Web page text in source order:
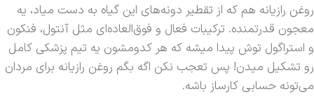
روغن رازیانه هم که از تقطیر دونه‌های این گیاه به دست میاد، یه
معجون قدرتمنده. ترکیبات فعال و فوق‌العاده‌ای مثل آنتول، فنکون
و استراگول توش پیدا میشه که هر کدومشون یه تیم پزشکی کامل
رو تشکیل میدن! پس تعجب نکن اگه بگم روغن رازیانه برای مردان
می‌تونه حسابی کارساز باشه.